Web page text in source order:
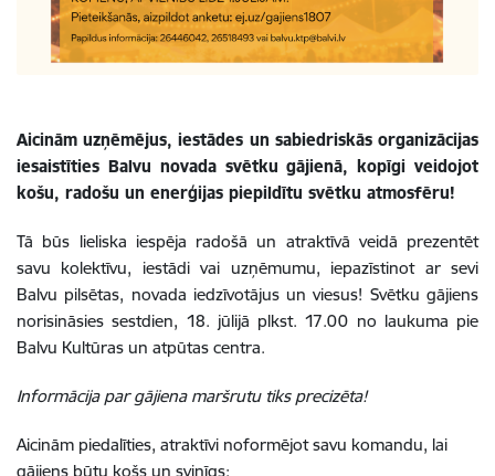
Aicinām uzņēmējus, iestādes un sabiedriskās organizācijas
iesaistīties Balvu novada svētku gājienā, kopīgi veidojot
košu, radošu un enerģijas piepildītu svētku atmosfēru!
Tā būs lieliska iespēja radošā un atraktīvā veidā prezentēt
savu kolektīvu, iestādi vai uzņēmumu, iepazīstinot ar sevi
Balvu pilsētas, novada iedzīvotājus un viesus! Svētku gājiens
norisināsies sestdien, 18. jūlijā plkst. 17.00 no laukuma pie
Balvu Kultūras un atpūtas centra.
Informācija par gājiena maršrutu tiks precizēta!
Aicinām piedalīties, atraktīvi noformējot savu komandu, lai
gājiens būtu košs un svinīgs: